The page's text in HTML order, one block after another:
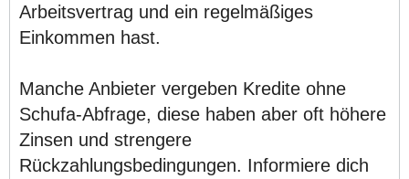
Arbeitsvertrag und ein regelmäßiges
Einkommen hast.
Manche Anbieter vergeben Kredite ohne
Schufa-Abfrage, diese haben aber oft höhere
Zinsen und strengere
Rückzahlungsbedingungen. Informiere dich